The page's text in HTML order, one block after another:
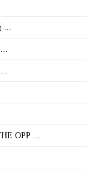
OPP ...